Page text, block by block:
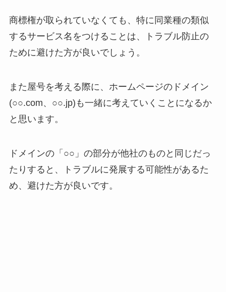
商標権が取られていなくても、特に同業種の類似
するサービス名をつけることは、トラブル防止の
ために避けた方が良いでしょう。
また屋号を考える際に、ホームページのドメイン
(○○.com、○○.jp)も一緒に考えていくことになるか
と思います。
ドメインの「○○」の部分が他社のものと同じだっ
たりすると、トラブルに発展する可能性があるた
め、避けた方が良いです。